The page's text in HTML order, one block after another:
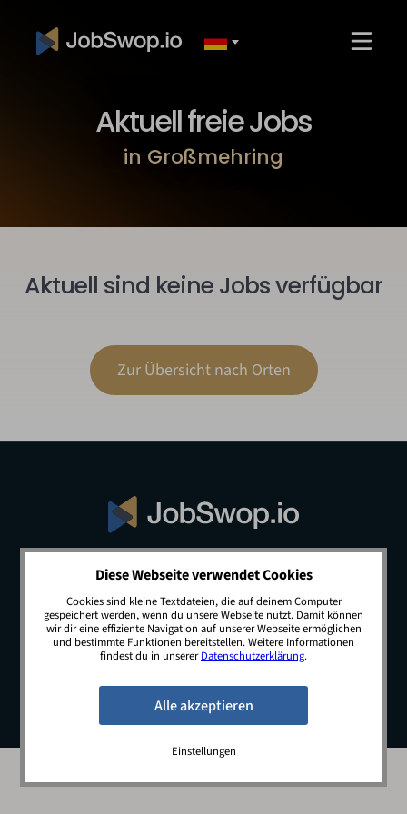
Aktuell freie Jobs
in Großmehring
Aktuell sind keine Jobs verfügbar
Zur Übersicht nach Orten
© 2026 JobSwop.io · All rights reserved.
Blog Jobs Newsletter
Kontakt
Preise
Impressum Datenschutz
Diese Webseite verwendet Cookies
Cookies sind kleine Textdateien, die auf deinem Computer
gespeichert werden, wenn du unsere Webseite nutzt. Damit können
wir dir eine effiziente Navigation auf unserer Webseite ermöglichen
und bestimmte Funktionen bereitstellen. Weitere Informationen
findest du in unsererDatenschutzerklärung.
Einstellungen